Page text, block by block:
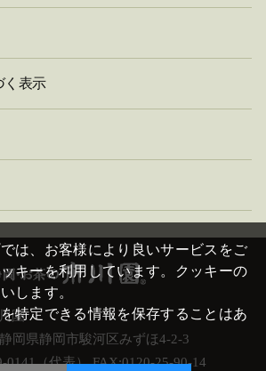
く表示
園
岡県静岡市駿河区みずほ4-2-3
0141（代表） FAX:0120-25-90-14
は、お客様により良いサービスをご
キーを利用しています。クッキーの
します。
を特定できる情報を保存することはあ
閉
じ
る